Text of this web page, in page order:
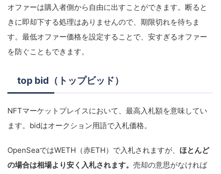
オファーは購入者側から自由に出すことができます。断ると
きに即却下する処理はありませんので、期限切れを待ちま
す。最低オファー価格を設定することで、安すぎるオファー
を防ぐこともできます。
top bid（トップビッド）
NFTマーケットプレイスにおいて、最高入札額を意味してい
ます。bidはオークション用語で入札価格。
OpenSeaではWETH（赤ETH）で入札されますが、 ほとんど
の場合は相場より安く入札されます。 売却の意思がなければ